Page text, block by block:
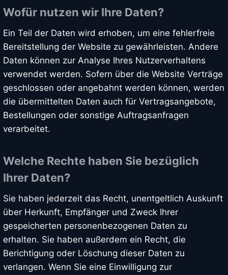
Wofür nutzen wir Ihre Daten?
Ein Teil der Daten wird erhoben, um eine fehlerfreie
Bereitstellung der Website zu gewährleisten. Andere
Daten können zur Analyse Ihres Nutzerverhaltens
verwendet werden. Sofern über die Website Verträge
geschlossen oder angebahnt werden können, werden
die übermittelten Daten auch für Vertragsangebote,
Bestellungen oder sonstige Auftragsanfragen
verarbeitet.
Welche Rechte haben Sie bezüglich
Ihrer Daten?
Sie haben jederzeit das Recht, unentgeltlich Auskunft
über Herkunft, Empfänger und Zweck Ihrer
gespeicherten personenbezogenen Daten zu
erhalten. Sie haben außerdem ein Recht, die
Berichtigung oder Löschung dieser Daten zu
verlangen. Wenn Sie eine Einwilligung zur